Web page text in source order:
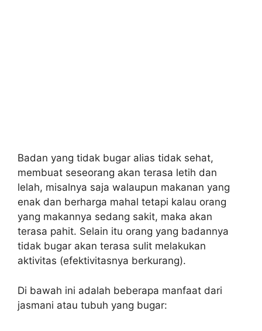
Badan yang tidak bugar alias tidak sehat,
membuat seseorang akan terasa letih dan
lelah, misalnya saja walaupun makanan yang
enak dan berharga mahal tetapi kalau orang
yang makannya sedang sakit, maka akan
terasa pahit. Selain itu orang yang badannya
tidak bugar akan terasa sulit melakukan
aktivitas (efektivitasnya berkurang).
Di bawah ini adalah beberapa manfaat dari
jasmani atau tubuh yang bugar: